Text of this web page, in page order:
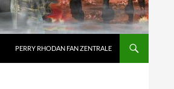
PERRY RHODAN FAN ZENTRALE